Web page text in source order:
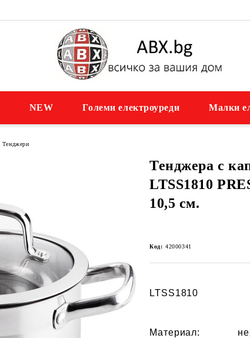
NEW Големи електроуреди Малки
Тенджери
Тенджера с
LTSS1810
10,5 см.
Код: 42000341
LTSS1810
Материал: